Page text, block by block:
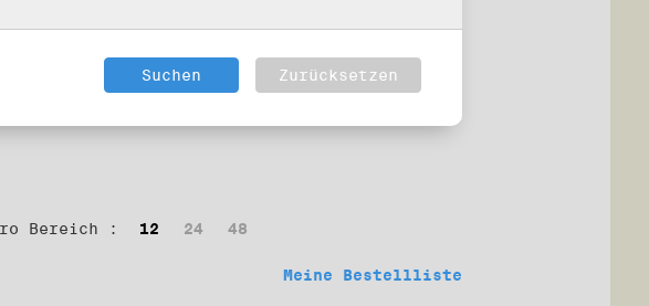
Bereich : 12 24 48
Meine Bestellliste